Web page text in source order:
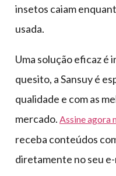
insetos caiam
usada.
Uma solução eficaz é
quesito, a Sansuy é
qualidade e com as
mercado. Assine agora
receba conteúdos
diretamente no seu